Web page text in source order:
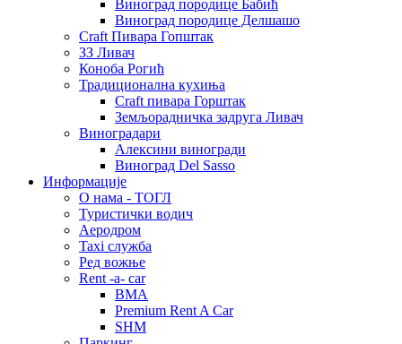
Виноград породице Бабић
Виноград породице Делшашо
Craft Пивара Гопштак
ЗЗ Ливач
Коноба Рогић
Традиционална кухиња
Craft пивара Горштак
Земљорадничка задруга Ливач
Виноградари
Алексини виногради
Виноград Del Sasso
Информације
О нама - ТОГЛ
Туристички водич
Аеродром
Taxi служба
Ред вожње
Rent -a- car
BMA
Premium Rent A Car
SHM